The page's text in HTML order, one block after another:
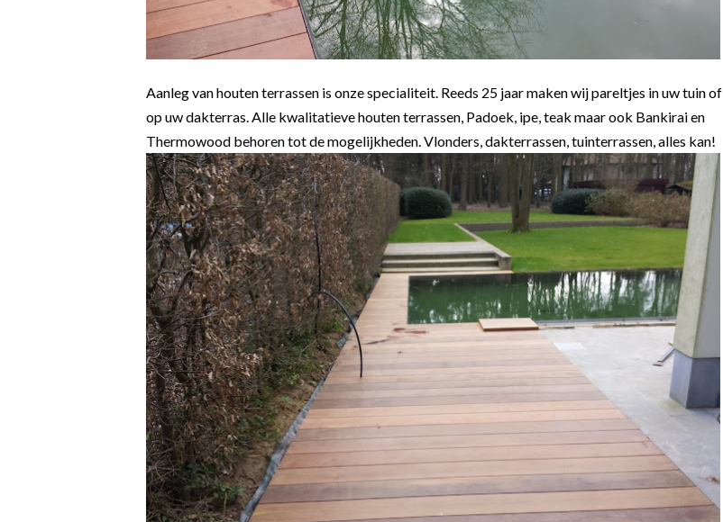
Aanleg van houten terrassen is onze specialiteit. Reeds 25 jaar maken wij pareltjes in uw tuin of
op uw dakterras. Alle kwalitatieve houten terrassen, Padoek, ipe, teak maar ook Bankirai en
Thermowood behoren tot de mogelijkheden. Vlonders, dakterrassen, tuinterrassen, alles kan!